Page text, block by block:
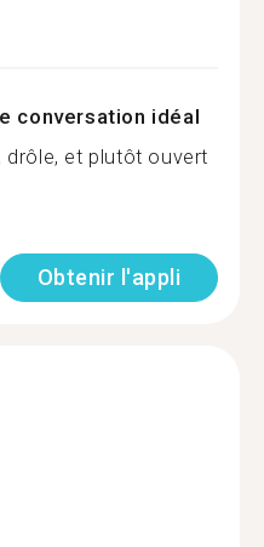
conversation idéal
drôle, et plutôt ouvert
Obtenir l'appli